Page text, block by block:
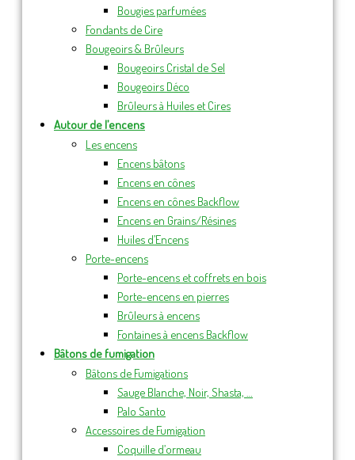
Bougies parfumées
Fondants de Cire
Bougeoirs & Brûleurs
Bougeoirs Cristal de Sel
Bougeoirs Déco
Brûleurs à Huiles et Cires
Autour de l’encens
Les encens
Encens bâtons
Encens en cônes
Encens en cônes Backflow
Encens en Grains/Résines
Huiles d’Encens
Porte-encens
Porte-encens et coffrets en bois
Porte-encens en pierres
Brûleurs à encens
Fontaines à encens Backflow
Bâtons de fumigation
Bâtons de Fumigations
Sauge Blanche, Noir, Shasta, …
Palo Santo
Accessoires de Fumigation
Coquille d’ormeau